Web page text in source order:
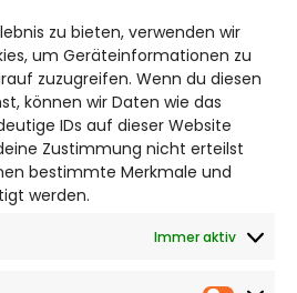
zu bieten, verwenden wir
um Geräteinformationen zu
zuzugreifen. Wenn du diesen
können wir Daten wie das
IDs auf dieser Website
Zustimmung nicht erteilst
bestimmte Merkmale und
werden.
Immer aktiv
– 65
FÜR